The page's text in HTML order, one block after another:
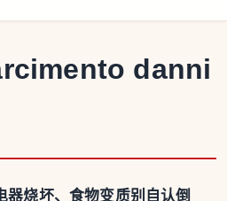
danni
器烧坏、食物变质别自认倒